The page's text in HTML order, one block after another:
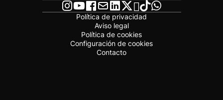
Política de privacidad
Aviso legal
Política de cookies
Configuración de cookies
Contacto